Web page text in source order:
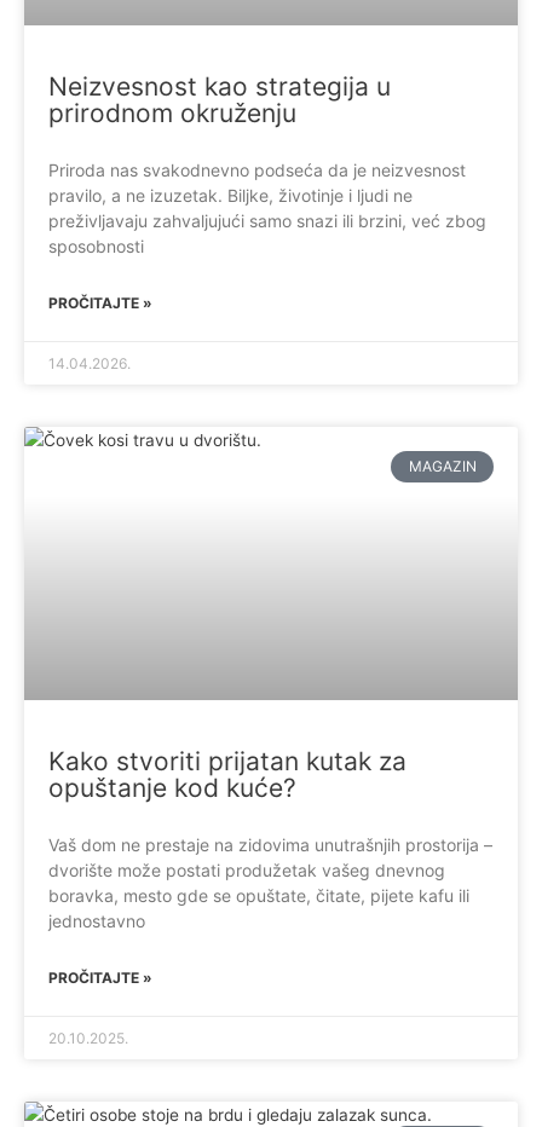
Neizvesnost kao strategija u
prirodnom okruženju
Priroda nas svakodnevno podseća da je neizvesnost
pravilo, a ne izuzetak. Biljke, životinje i ljudi ne
preživljavaju zahvaljujući samo snazi ili brzini, već zbog
sposobnosti
PROČITAJTE »
14.04.2026.
MAGAZIN
Kako stvoriti prijatan kutak za
opuštanje kod kuće?
Vaš dom ne prestaje na zidovima unutrašnjih prostorija –
dvorište može postati produžetak vašeg dnevnog
boravka, mesto gde se opuštate, čitate, pijete kafu ili
jednostavno
PROČITAJTE »
20.10.2025.